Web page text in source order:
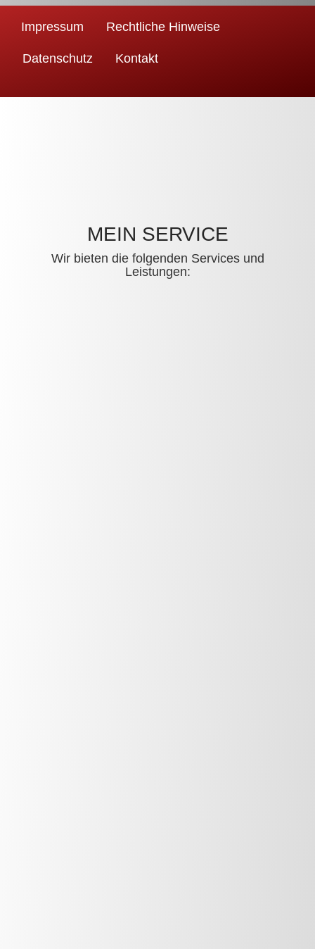
Impressum Rechtliche Hinweise
Datenschutz Kontakt
MEIN SERVICE
Wir bieten die folgenden Services und
Leistungen: